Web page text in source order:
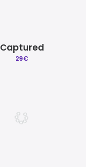
Captured
29€